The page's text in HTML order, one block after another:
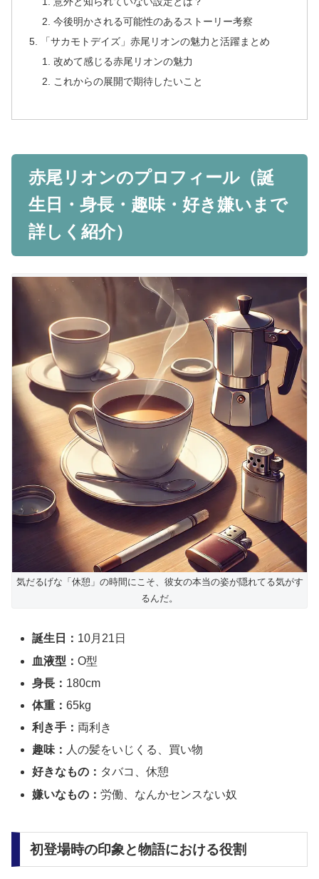
今後明かされる可能性のあるストーリー考察
「サカモトデイズ」赤尾リオンの魅力と活躍まとめ
改めて感じる赤尾リオンの魅力
これからの展開で期待したいこと
赤尾リオンのプロフィール（誕
生日・身長・趣味・好き嫌いまで
詳しく紹介）
気だるげな「休憩」の時間にこそ、彼女の本当の姿が隠れてる気がす
るんだ。
誕生日： 10月21日
血液型：O型
身長： 180cm
体重：65kg
利き手： 両利き
趣味： 人の髪をいじくる、買い物
好きなもの： タバコ、休憩
嫌いなもの：労働、なんかセンスない奴
初登場時の印象と物語における役割